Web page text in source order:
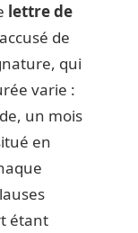
lettre de
de
qui
varie :
un mois
en
étant